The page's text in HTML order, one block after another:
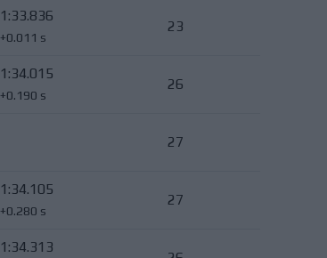
1:33.836
+0.011 s
23
1:34.015
+0.190 s
26
27
1:34.105
+0.280 s
27
1:34.313